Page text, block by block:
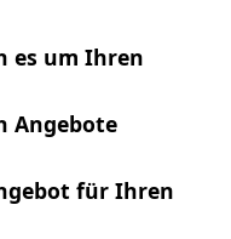
es um Ihren
Angebote
für Ihren